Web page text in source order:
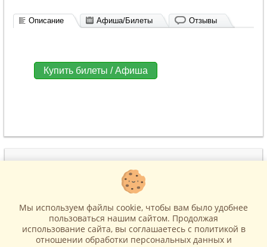
Описание Афиша/Билеты Отзывы
Купить билеты / Афиша
(495) 215-22-17
help-biletico@yandex.ru
© BiletiCoВсе права защищены.Политика в отношении обработки персональных
Мы используем файлы cookie, чтобы вам было удобнее
пользоваться нашим сайтом. Продолжая
использование сайта, вы соглашаетесь c политикой в
отношении обработки персональных данных и